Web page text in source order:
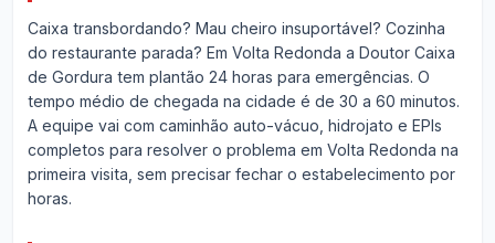
Caixa transbordando? Mau cheiro insuportável? Cozinha
do restaurante parada? Em Volta Redonda a Doutor Caixa
de Gordura tem plantão 24 horas para emergências. O
tempo médio de chegada na cidade é de 30 a 60 minutos.
A equipe vai com caminhão auto-vácuo, hidrojato e EPIs
completos para resolver o problema em Volta Redonda na
primeira visita, sem precisar fechar o estabelecimento por
horas.